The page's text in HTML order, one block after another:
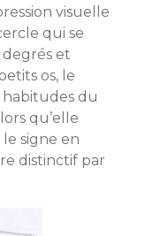
visuelle
qui se
et
os, le
du
qu’elle
signe en
distinctif par